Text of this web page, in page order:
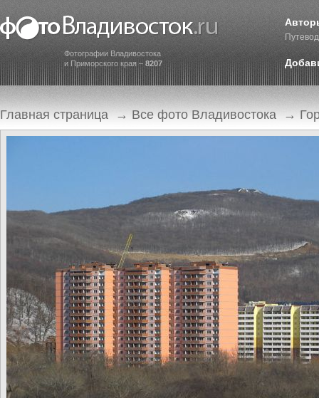
Фотографии Владивостока
и Приморского края – 8207
Главная страница → Все фото Владивостока →